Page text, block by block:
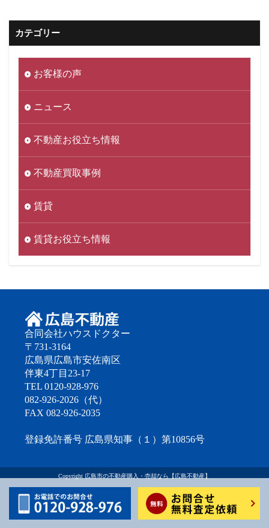
カテゴリー
お客様の声
ニュース
不動産お役立ち情報
不動産買取事例
賃貸
賃貸お役立ち情報
合同会社ハウスドクター
〒731-3164
広島県広島市安佐南区
伴東4丁目23-17
TEL 0120-928-976
082-926-2026（代）
FAX 082-926-2035
登録免許番号 広島県知事（１）第10856号
Copyright 広島市の不動産購入・売却なら【広島不動産】